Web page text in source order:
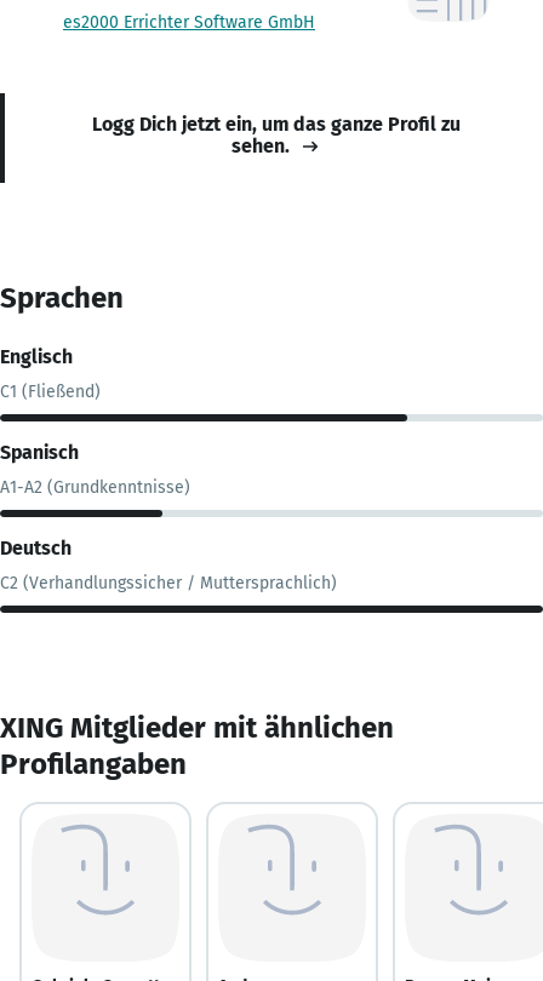
es2000 Errichter Software GmbH
Logg Dich jetzt ein, um das ganze Profil zu
sehen.
Sprachen
Englisch
C1 (Fließend)
Spanisch
A1-A2 (Grundkenntnisse)
Deutsch
C2 (Verhandlungssicher / Muttersprachlich)
XING Mitglieder mit ähnlichen
Profilangaben